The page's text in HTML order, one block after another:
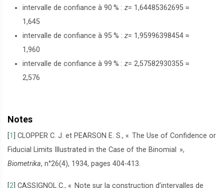
intervalle de confiance à 90 % : z= 1,64485362695 ≈
1,645
intervalle de confiance à 95% : z= 1,95996398454 ≈
1,960
intervalle de confiance à 99 % : z= 2,57582930355 ≈
2,576
Notes
1 CLOPPER C. J. et PEARSON E. S., « The Use of Confidence or
Fiducial Limits Illustrated in the Case of the Binomial »,
Biometrika, n°26(4), 1934, pages 404-413.
2 CASSIGNOL C., « Note sur la construction d’intervalles de